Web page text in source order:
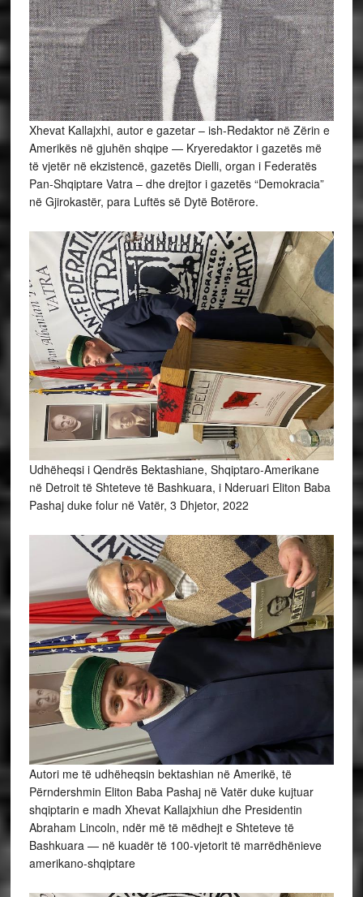
Xhevat Kallajxhi, autor e gazetar – ish-Redaktor në Zërin e
Amerikës në gjuhën shqipe — Kryeredaktor i gazetës më
të vjetër në ekzistencë, gazetës Dielli, organ i Federatës
Pan-Shqiptare Vatra – dhe drejtor i gazetës “Demokracia”
në Gjirokastër, para Luftës së Dytë Botërore.
Udhëheqsi i Qendrës Bektashiane, Shqiptaro-Amerikane
në Detroit të Shteteve të Bashkuara, i Nderuari Eliton Baba
Pashaj duke folur në Vatër, 3 Dhjetor, 2022
Autori me të udhëheqsin bektashian në Amerikë, të
Përndershmin Eliton Baba Pashaj në Vatër duke kujtuar
shqiptarin e madh Xhevat Kallajxhiun dhe Presidentin
Abraham Lincoln, ndër më të mëdhejt e Shteteve të
Bashkuara — në kuadër të 100-vjetorit të marrëdhënieve
amerikano-shqiptare